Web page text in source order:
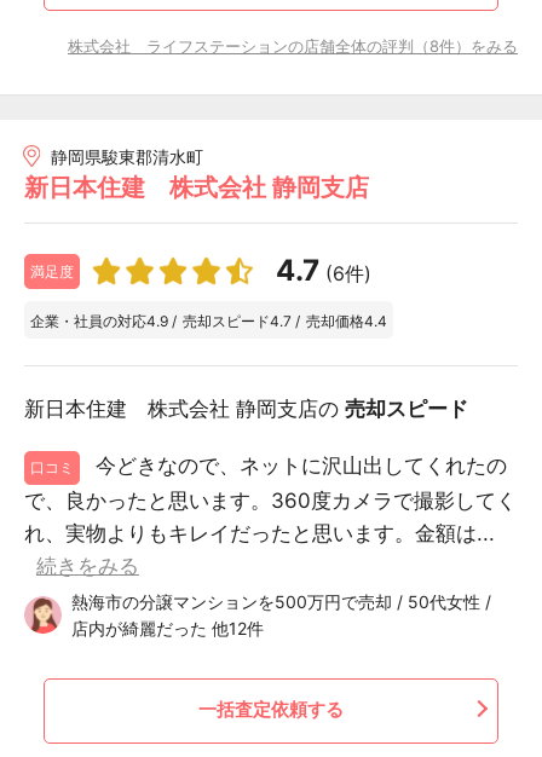
株式会社 ライフステーションの店舗全体の評判（8件）をみる
静岡県駿東郡清水町
新日本住建 株式会社 静岡支店
満足度 4.7 (6件)
企業・社員の対応4.9 / 売却スピード4.7 / 売却価格4.4
新日本住建 株式会社 静岡支店の 売却スピード
口コミ
今どきなので、ネットに沢山出してくれたの
で、良かったと思います。360度カメラで撮影してく
れ、実物よりもキレイだったと思います。金額は...
続きをみる
熱海市の分譲マンションを500万円で売却 / 50代女性 /
店内が綺麗だった 他12件
一括査定依頼する